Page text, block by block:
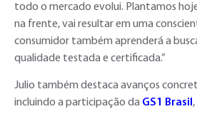
todo o mercado evolui. Plantamos
na frente, vai resultar em uma
consumidor também aprenderá a
qualidade testada e certificada.”
Julio também destaca avanços
incluindo a participação da GS1 Brasil